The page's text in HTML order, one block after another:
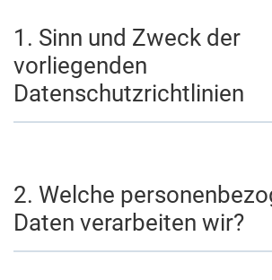
1. Sinn und Zweck der
vorliegenden
Datenschutzrichtlinien
2. Welche
Daten verarbeiten wir?